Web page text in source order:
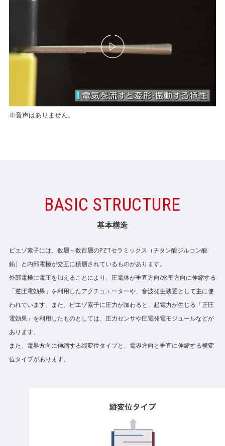
※音声はありません。
BASIC STRUCTURE
基本構造
ピエゾ素子には、数層～数百層のPZTセラミックス（チタン酸ジルコン酸
鉛）と内部電極が交互に積層されているものがあります。
外部電極に電圧を加えることにより、圧電体が垂直方向/水平方向に伸縮する
「逆圧電効果」を利用したアクチュエーターや、音波発生装置として主に使
われています。また、ピエゾ素子に圧力が加わると、起電力が生じる「正圧
電効果」を利用したものとしては、圧力センサや圧電発電モジュールなどが
あります。
また、電界方向に伸縮する縦変位タイプと、電界方向と垂直に伸縮する横変
位タイプがあります。